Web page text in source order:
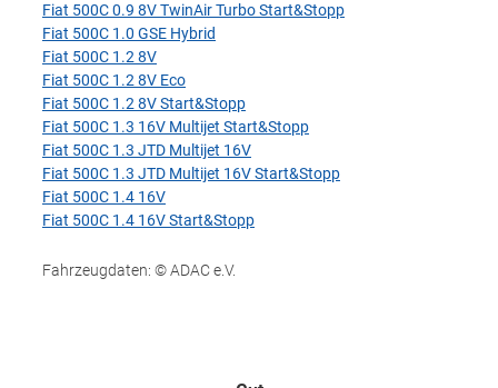
Fiat 500C 0.9 8V TwinAir Turbo Start&Stopp
Fiat 500C 1.0 GSE Hybrid
Fiat 500C 1.2 8V
Fiat 500C 1.2 8V Eco
Fiat 500C 1.2 8V Start&Stopp
Fiat 500C 1.3 16V Multijet Start&Stopp
Fiat 500C 1.3 JTD Multijet 16V
Fiat 500C 1.3 JTD Multijet 16V Start&Stopp
Fiat 500C 1.4 16V
Fiat 500C 1.4 16V Start&Stopp
Fahrzeugdaten: © ADAC e.V.